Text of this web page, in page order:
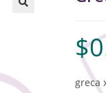
$
greca